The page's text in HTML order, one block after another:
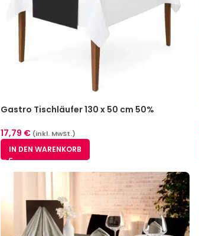
Gastro Tischläufer 130 x 50 cm 50%
Pack
17,79 € (inkl. MwSt.)
IN DEN WARENKORB